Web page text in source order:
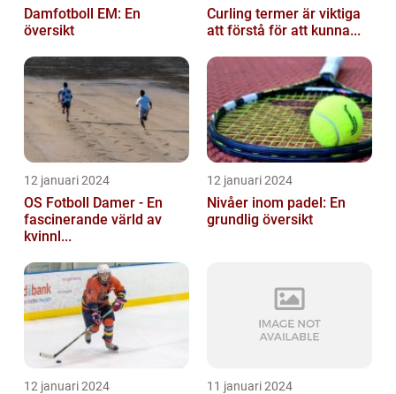
Damfotboll EM: En
översikt
Curling termer är viktiga
att förstå för att kunna...
12 januari 2024
OS Fotboll Damer - En
fascinerande värld av
kvinnl...
12 januari 2024
Nivåer inom padel: En
grundlig översikt
12 januari 2024 11 januari 2024